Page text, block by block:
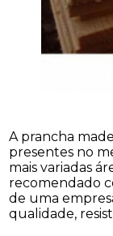
A prancha
presentes no
mais variadas
recomendado
de uma
qualidade,